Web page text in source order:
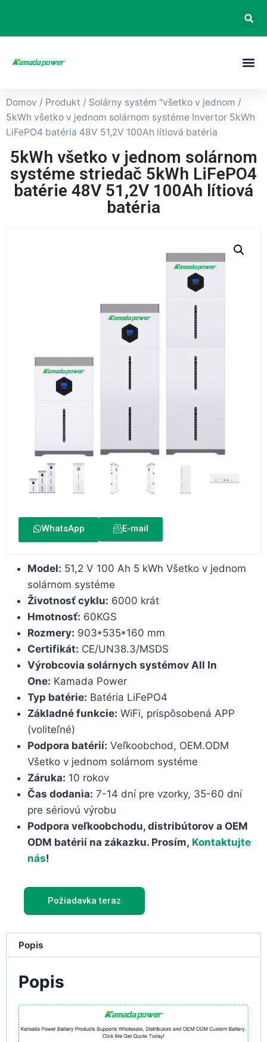
Domov / Produkt / Solárny systém "všetko v jednom /
5kWh všetko v jednom solárnom systéme Invertor 5kWh
LiFePO4 batéria 48V 51,2V 100Ah lítiová batéria
5kWh všetko v jednom solárnom
systéme striedač 5kWh LiFePO4
batérie 48V 51,2V 100Ah lítiová
batéria
WhatsApp E-mail
Model: 51,2 V 100 Ah 5 kWh Všetko v jednom
solárnom systéme
Životnosť cyklu: 6000 krát
Hmotnosť: 60KGS
Rozmery: 903*535*160 mm
Certifikát: CE/UN38.3/MSDS
Výrobcovia solárnych systémov All In
One: Kamada Power
Typ batérie: Batéria LiFePO4
Základné funkcie: WiFi, prispôsobená APP
(voliteľné)
Podpora batérií: Veľkoobchod, OEM.ODM
Všetko v jednom solárnom systéme
Záruka: 10 rokov
Čas dodania: 7-14 dní pre vzorky, 35-60 dní
pre sériovú výrobu
Podpora veľkoobchodu, distribútorov a OEM
ODM batérií na zákazku. Prosím, Kontaktujte
nás!
Požiadavka teraz
Popis
Popis